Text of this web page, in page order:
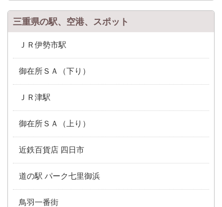
三重県の駅、空港、スポット
ＪＲ伊勢市駅
御在所ＳＡ（下り）
ＪＲ津駅
御在所ＳＡ（上り）
近鉄百貨店 四日市
道の駅 パーク七里御浜
鳥羽一番街